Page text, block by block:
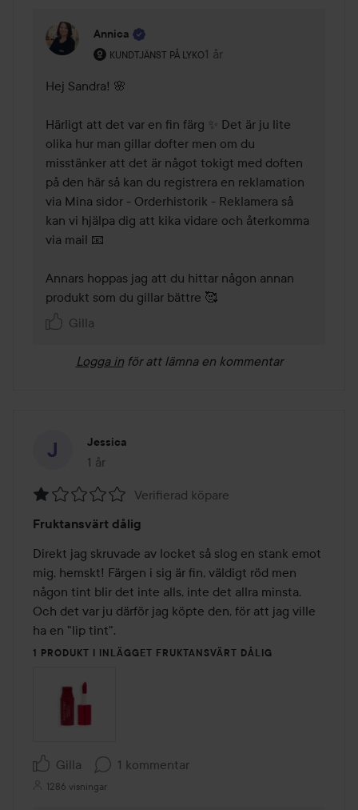
Annica
KUNDTJÄNST PÅ LYKO
Användarens roll: Kundtjänst på Lyko.
1 år
Kommentaren lades 1 år
Hej Sandra! 🌸
Härligt att det var en fin färg ✨ Det är ju lite
olika hur man gillar dofter men om du
misstänker att det är något tokigt med doften
på den här så kan du registrera en reklamation
via Mina sidor - Orderhistorik - Reklamera så
kan vi hjälpa dig att kika vidare och återkomma
via mail 📧
Annars hoppas jag att du hittar någon annan
produkt som du gillar bättre 🥰
Gilla
Logga in för att lämna en kommentar
Jessica
1 år
Inlägget skapades 1 år
1
av
5
Verifierad köpare
Fruktansvärt dålig
Direkt jag skruvade av locket så slog en stank emot
mig, hemskt! Färgen i sig är fin, väldigt röd men
någon tint blir det inte alls, inte det allra minsta.
Och det var ju därför jag köpte den, för att jag ville
ha en "lip tint".
1 PRODUKT I INLÄGGET FRUKTANSVÄRT DÅLIG
Gilla 1 kommentar
1286 visningar